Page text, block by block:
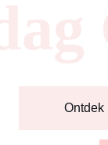
Ontdek